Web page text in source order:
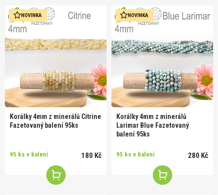
NOVINKA
Korálky 4mm z minerálů Citrine
Fazetovaný balení 95ks
95 ks v balení 180 Kč
NOVINKA
Korálky 4mm z minerálů
Larimar Blue Fazetovaný
balení 95ks
95 ks v balení 280 Kč